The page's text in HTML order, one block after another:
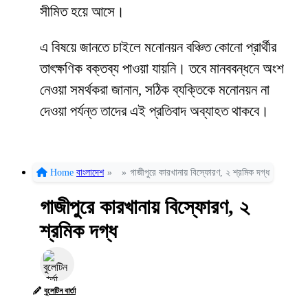
সীমিত হয়ে আসে।
এ বিষয়ে জানতে চাইলে মনোনয়ন বঞ্চিত কোনো প্রার্থীর
তাৎক্ষণিক বক্তব্য পাওয়া যায়নি। তবে মানববন্ধনে অংশ
নেওয়া সমর্থকরা জানান, সঠিক ব্যক্তিকে মনোনয়ন না
দেওয়া পর্যন্ত তাদের এই প্রতিবাদ অব্যাহত থাকবে।
Home বাংলাদেশ » » গাজীপুরে কারখানায় বিস্ফোরণ, ২ শ্রমিক দগ্ধ
গাজীপুরে কারখানায় বিস্ফোরণ, ২
শ্রমিক দগ্ধ
বুলেটিন বার্তা